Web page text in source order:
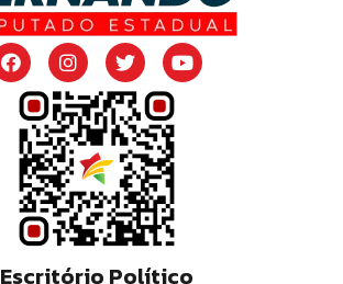
Escritório Político